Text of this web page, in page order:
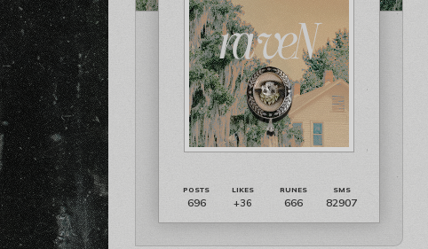
696 +36 666 82907